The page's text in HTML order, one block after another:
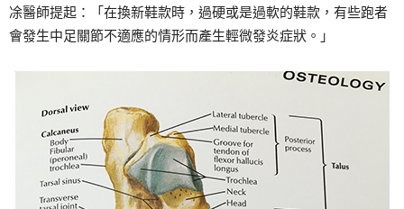
凃醫師提起：「在換新鞋款時，過硬或是過軟的鞋款，有些跑者
會發生中足關節不適應的情形而產生輕微發炎症狀。」